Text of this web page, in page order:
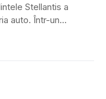
Stellantis a
auto. Într-un